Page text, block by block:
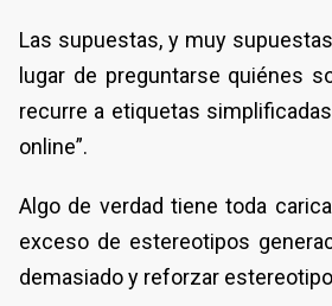
Las supuestas, y muy
lugar de preguntarse quiénes
recurre a etiquetas
online”.
Algo de verdad tiene toda
exceso de estereotipos
demasiado y reforzar